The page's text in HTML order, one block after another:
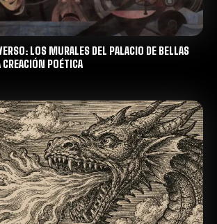
LOS MURALES DEL PALACIO DE BELLAS
POÉTICA